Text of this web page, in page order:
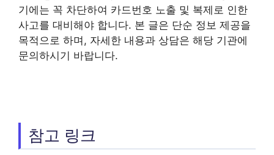
기에는 꼭 차단하여 카드번호 노출 및 복제로 인한
사고를 대비해야 합니다. 본 글은 단순 정보 제공을
목적으로 하며, 자세한 내용과 상담은 해당 기관에
문의하시기 바랍니다.
참고 링크